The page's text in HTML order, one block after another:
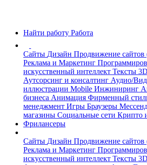
Найти работу Работа
Сайты Дизайн Продвижение сайтов
Реклама и Маркетинг
искусственный интеллект Тексты
Аутсорсинг и консалтинг Аудио/
иллюстрации Mobile Инжиниринг
бизнеса Анимация Фирменный
менеджмент Игры Браузеры
магазины Социальные сети Крипто
Фрилансеры
Сайты Дизайн Продвижение сайтов
Реклама и Маркетинг
искусственный интеллект Тексты